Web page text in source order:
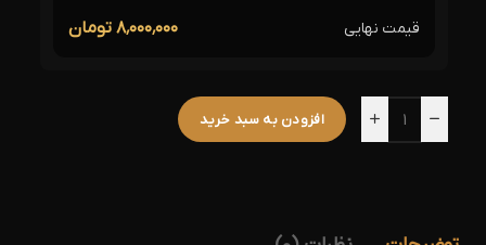
قیمت نهایی ۸٬۰۰۰٬۰۰۰ تومان
افزودن به سبد خرید